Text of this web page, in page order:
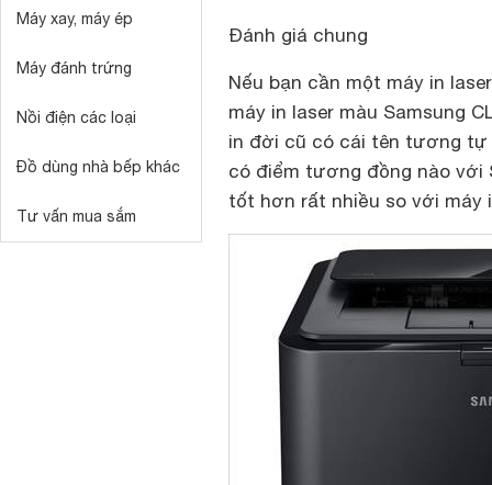
Máy xay, máy ép
Máy đánh trứng
Nồi điện các loại
Đồ dùng nhà bếp khác
Tư vấn mua sắm
Đánh giá chung
Nếu bạn cần một máy in
máy in laser màu Samsung
in đời cũ có cái tên tương tự
có điểm tương đồng nào với
tốt hơn rất nhiều so với máy